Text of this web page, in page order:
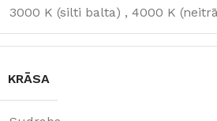
3000 K (silti balta) , 4000 K
KRĀSA